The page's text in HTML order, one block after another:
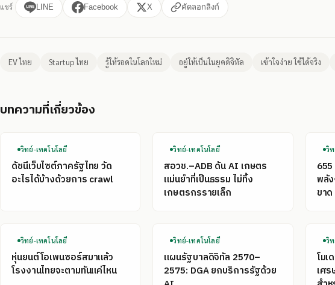
แชร์ LINE Facebook X คัดลอกลิงก์
EV ไทย Startup ไทย รู้ให้รอดในโลกใหม่ อยู่ให้เป็นในยุคดิจิทัล เข้าใจง่าย ใช้ได้จริง
บทความที่เกี่ยวข้อง
วิทย์-เทคโนโลยี
ดัชนีเว็บไซต์ภาครัฐไทย วัด
อะไรได้บ้างด้วยการ crawl
วิทย์-เทคโนโลยี
สอวช.–ADB ดัน AI เกษตร
แม่นยำที่เป็นธรรม ไม่ทิ้ง
เกษตรกรรายเล็ก
วิ
พลั
ขาด
วิทย์-เทคโนโลยี
หุ่นยนต์โอเพนซอร์สมาแล้ว
โรงงานไทยจะตามทันแค่ไหน
วิทย์-เทคโนโลยี
แผนรัฐบาลดิจิทัล 2570–
2575: DGA ยกบริการรัฐด้วย
วิ
โมเ
เศ